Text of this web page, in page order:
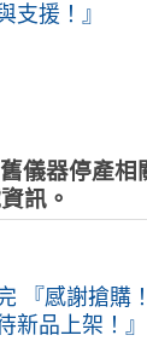
支援！』
舊儀器停產相
訊。
『感謝搶購
新品上架！』